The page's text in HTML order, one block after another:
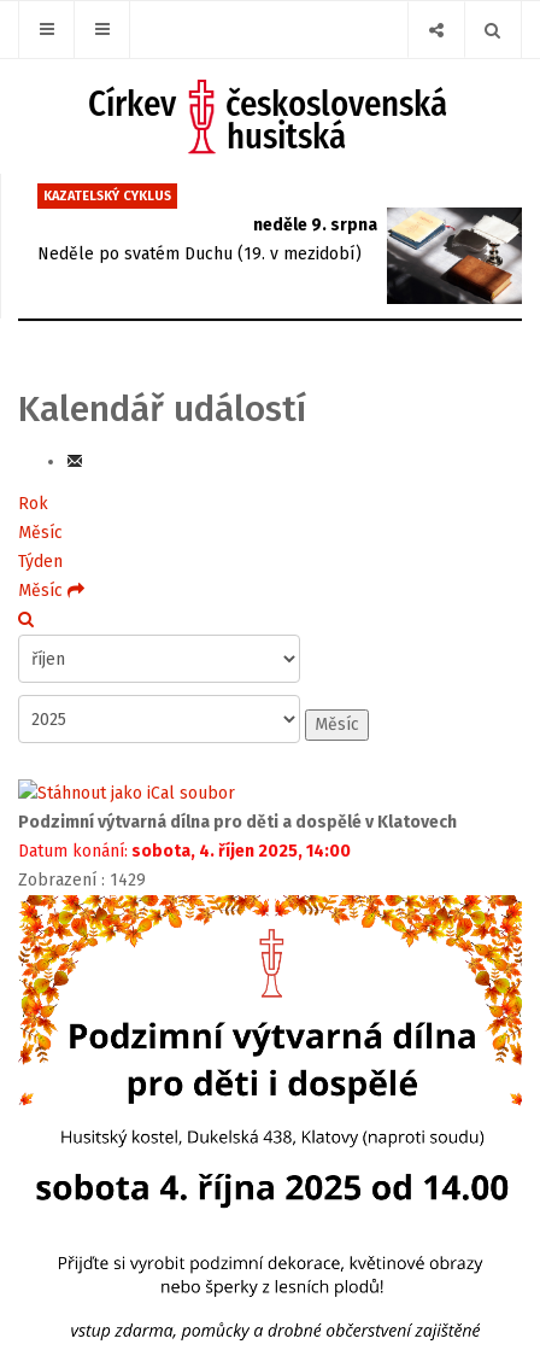
KAZATELSKÝ CYKLUS
neděle 9. srpna
Neděle po svatém Duchu (19. v mezidobí)
Kalendář událostí
Rok
Měsíc
Týden
Měsíc
Měsíc
Podzimní výtvarná dílna pro děti a dospělé v Klatovech
Datum konání: sobota, 4. říjen 2025, 14:00
Zobrazení : 1429